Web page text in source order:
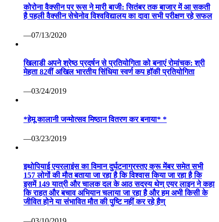
कोरोना वैक्सीन पर रूस ने मारी बाजी: सितंबर तक बाजार में आ सकती
है पहली वैक्सीन सेचेनोव विश्वविद्यालय का दावा सभी परीक्षण रहे सफल
—07/13/2020
खिलाडी अपने श्रेष्ठ प्रदर्षन से प्रतियोगिता को बनाएं रोमांचक: श्री
मेहता 82वीं अखिल भारतीय सिंधिया स्वर्ण कप हॉकी प्रतियोगिता
—03/24/2019
*हेमू कालानी जन्मोत्सव मिष्ठान वितरण कर बनाया* *
—03/23/2019
इथोपियाई एयरलाइंस का विमान दुर्घटनाग्रस्तए क्रू मेंबर समेत सभी
157 लोगों की मौत बताया जा रहा है कि विश्वास किया जा रहा है कि
इसमें 149 यात्री और चालक दल के आठ सदस्य थेण् एयर लाइन ने कहा
कि राहत और बचाव अभियान चलाया जा रहा है और हम अभी किसी के
जीवित होने या संभावित मौत की पुष्टि नहीं कर रहे हैण्